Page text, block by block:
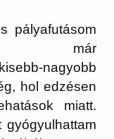
pályafutásom
már
nagyobb
hol edzésen
miatt.